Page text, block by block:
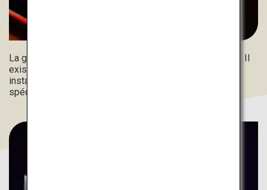
La glace pilée japonaise a évolué ces dernières années. Il
existe désormais un assortiment varié de styles
instagrammables et de textures, notamment certaines
spécialités ressemblant à de la neige moelleuse.